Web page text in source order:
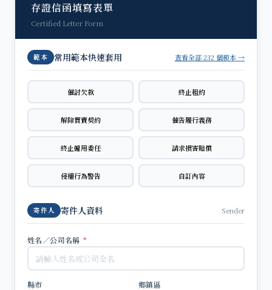
存證信函填寫表單
Certified Letter Form
範本 常用範本快速套用 查看全部 232 個範本 →
催討欠款 終止租約
解除買賣契約 催告履行義務
終止僱用委任 請求損害賠償
侵權行為警告 自訂內容
寄件人 寄件人資料 Sender
姓名／公司名稱 *
縣市 鄉鎮區